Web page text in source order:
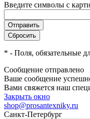
Введите символы с
* - Поля, обязательные
Сообщение отправлено
Ваше сообщение
Вами свяжется наш
Закрыть окно
shop@prosantexniky.ru
Санкт-Петербург